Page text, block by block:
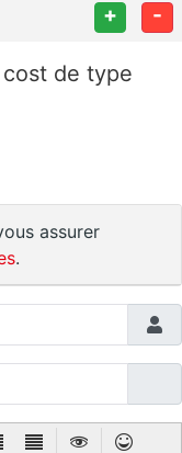
+ -
de type
assurer
.